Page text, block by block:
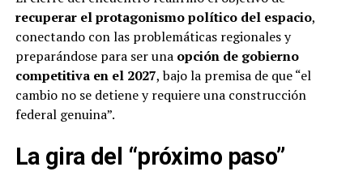
recuperar el protagonismo político del espacio,
conectando con las problemáticas regionales y
preparándose para ser una opción de gobierno
competitiva en el 2027, bajo la premisa de que “el
cambio no se detiene y requiere una construcción
federal genuina”.
La gira del “próximo paso”